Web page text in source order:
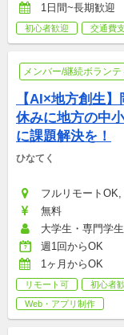
1日間~長期歓迎
初心者歓迎 交通費
メンバー/継続ボランテ
【AI×地方創生
休みに地方の中
に課題解決を！
ひなてく
フルリモート
無料
大学生・専門学生
週1回からOK
1ヶ月からOK
リモート可 初心者
Web・アプリ制作